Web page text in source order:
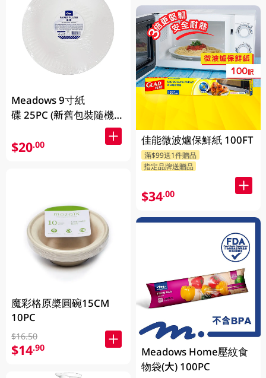
Meadows 9寸紙
碟 25PC (新舊包裝隨機發
$20.00
魔彩格原槳圓碗15CM
10PC
$16.50
$14.90
佳能微波爐保鮮紙 100FT
滿$99送1件贈品
指定品牌送贈品
$34.00
Meadows Home壓紋食
物袋(大) 100PC